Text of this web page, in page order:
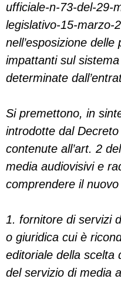
ufficiale-n-73-del-29-
legislativo-15-marzo-
nell’esposizione
impattanti sul
determinate
Si premettono, in
introdotte dal
contenute all’art. 2
media audiovisivi e
comprendere il
1. fornitore di servizi
o giuridica cui è
editoriale della scelta
del servizio di media